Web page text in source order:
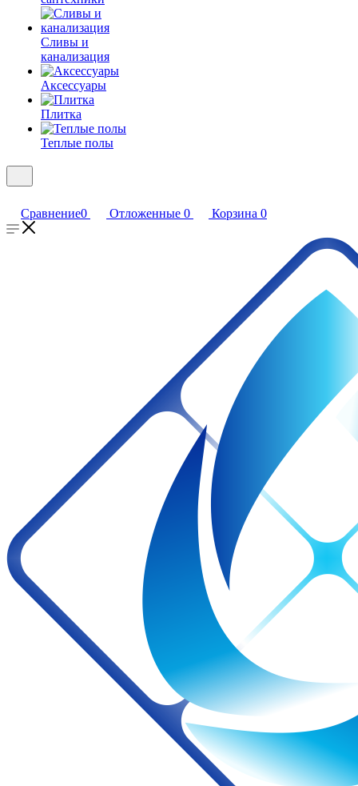
Сливы и
канализация
Аксессуары
Плитка
Теплые полы
Сравнение0 Отложенные 0 Корзина 0